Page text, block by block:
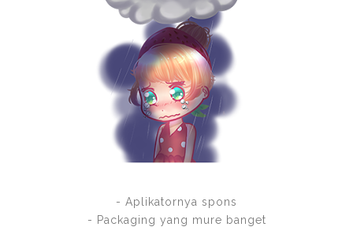
- Aplikatornya spons
- Packaging yang mure banget